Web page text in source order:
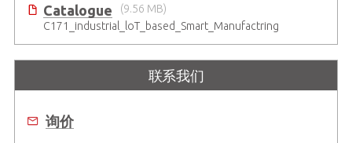
Catalogue
(9.56 MB)
C171_industrial_loT_based_Smart_Manufactring
联系我们
询价